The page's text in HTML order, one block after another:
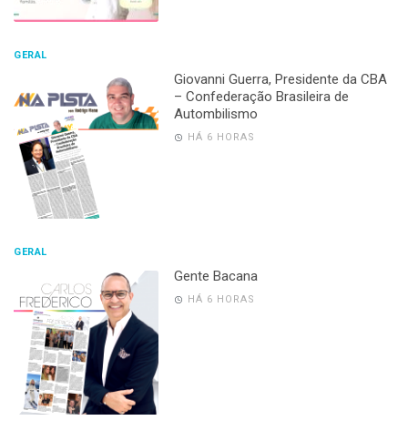
GERAL
Giovanni Guerra, Presidente da CBA
– Confederação Brasileira de
Autombilismo
HÁ 6 HORAS
GERAL
Gente Bacana
HÁ 6 HORAS